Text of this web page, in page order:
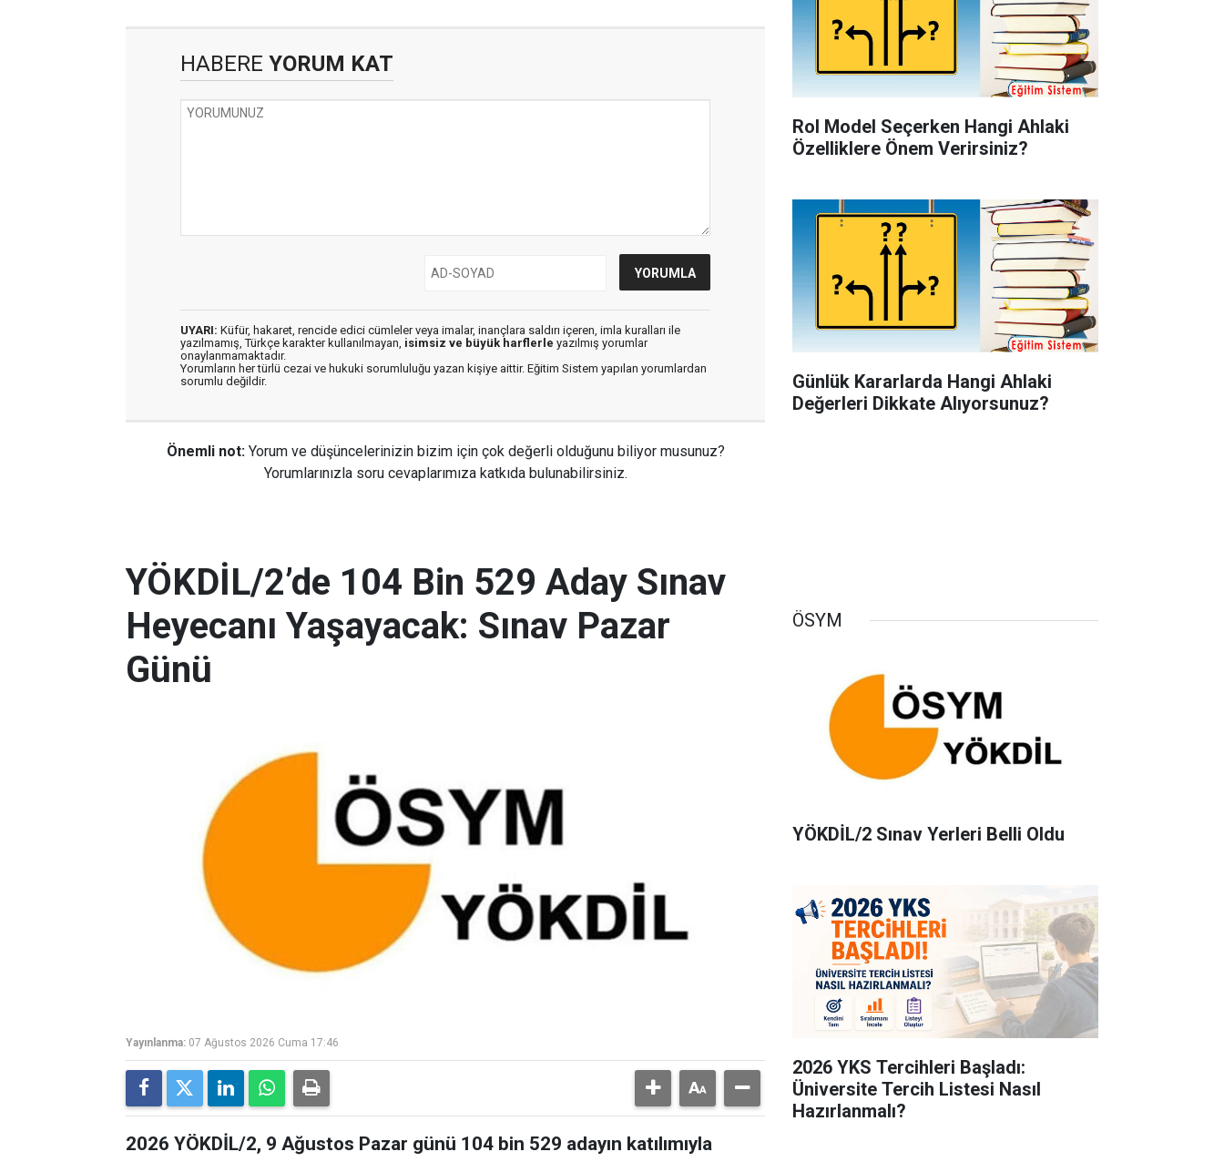
HABERE YORUM KAT
UYARI: Küfür, hakaret, rencide edici cümleler veya imalar, inançlara saldırı içeren, imla kuralları ile
yazılmamış, Türkçe karakter kullanılmayan, isimsiz ve büyük harflerle yazılmış yorumlar
onaylanmamaktadır.
Yorumların her türlü cezai ve hukuki sorumluluğu yazan kişiye aittir. Eğitim Sistem yapılan yorumlardan
sorumlu değildir.
Önemli not: Yorum ve düşüncelerinizin bizim için çok değerli olduğunu biliyor musunuz?
Yorumlarınızla soru cevaplarımıza katkıda bulunabilirsiniz.
Rol Model Seçerken Hangi Ahlaki
Özelliklere Önem Verirsiniz?
Günlük Kararlarda Hangi Ahlaki
Değerleri Dikkate Alıyorsunuz?
YÖKDİL/2’de 104 Bin 529 Aday Sınav
Heyecanı Yaşayacak: Sınav Pazar
Günü
Yayınlanma: 07 Ağustos 2026 Cuma 17:46
2026 YÖKDİL/2, 9 Ağustos Pazar günü 104 bin 529 adayın katılımıyla
ÖSYM
YÖKDİL/2 Sınav Yerleri Belli Oldu
2026 YKS Tercihleri Başladı:
Üniversite Tercih Listesi Nasıl
Hazırlanmalı?